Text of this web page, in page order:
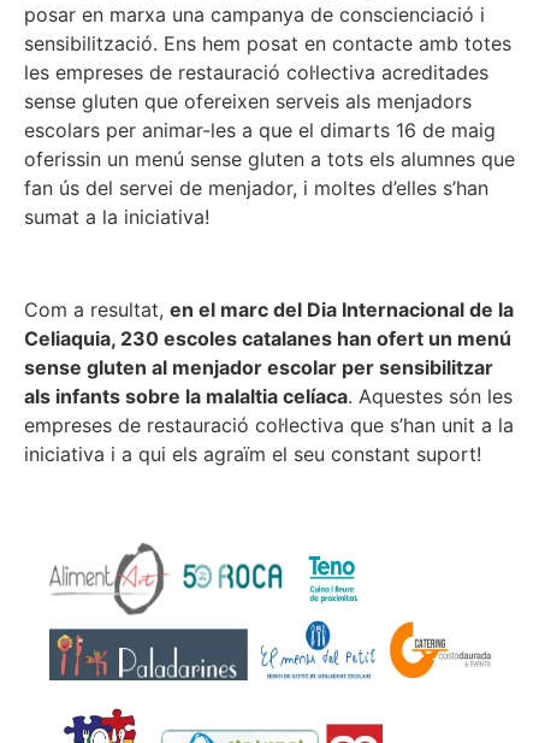
posar en marxa una campanya de conscienciació i
sensibilització. Ens hem posat en contacte amb totes
les empreses de restauració col·lectiva acreditades
sense gluten que ofereixen serveis als menjadors
escolars per animar-les a que el dimarts 16 de maig
oferissin un menú sense gluten a tots els alumnes que
fan ús del servei de menjador, i moltes d’elles s’han
sumat a la iniciativa!
Com a resultat, en el marc del Dia Internacional de la
Celiaquia, 230 escoles catalanes han ofert un menú
sense gluten al menjador escolar per sensibilitzar
als infants sobre la malaltia celíaca. Aquestes són les
empreses de restauració col·lectiva que s’han unit a la
iniciativa i a qui els agraïm el seu constant suport!